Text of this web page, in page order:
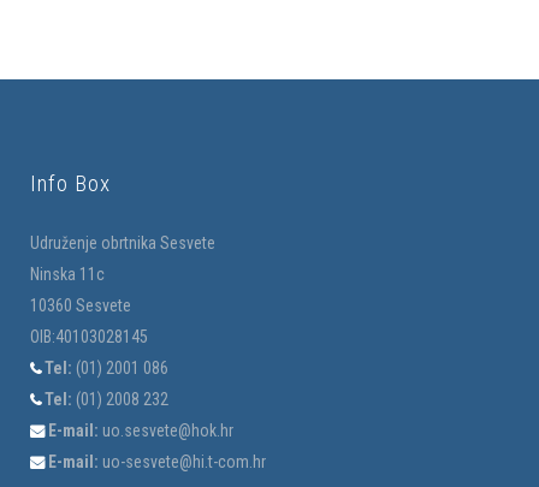
Info Box
Udruženje obrtnika Sesvete
Ninska 11c
10360 Sesvete
OIB:40103028145
Tel: (01) 2001 086
Tel: (01) 2008 232
E-mail: uo.sesvete@hok.hr
E-mail: uo-sesvete@hi.t-com.hr